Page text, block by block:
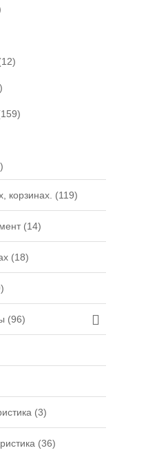
корзинах. (119)
(14)
(18)
(96)
(3)
(36)